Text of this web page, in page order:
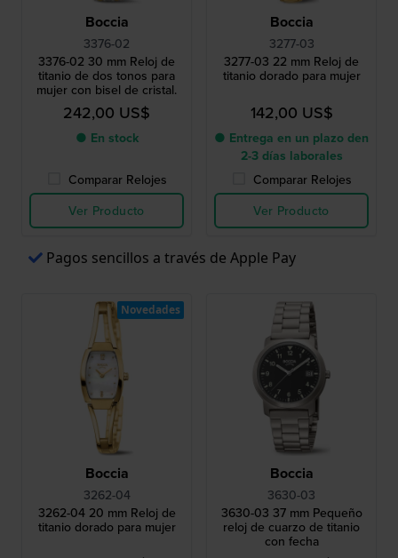
Boccia
3376-02
3376-02 30 mm Reloj de
titanio de dos tonos para
mujer con bisel de cristal.
242,00 US$
● En stock
Comparar Relojes
Ver Producto
Boccia
3277-03
3277-03 22 mm Reloj de
titanio dorado para mujer
142,00 US$
● Entrega en un plazo den
2-3 días laborales
Comparar Relojes
Ver Producto
Pagos sencillos a través de Apple Pay
Boccia
3262-04
3262-04 20 mm Reloj de
titanio dorado para mujer
Novedades
Boccia
3630-03
3630-03 37 mm Pequeño
reloj de cuarzo de titanio
con fecha